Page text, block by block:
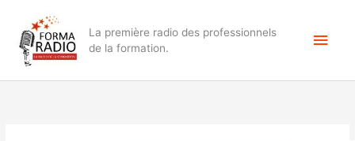
contenu
La première radio des professionnels
de la formation.